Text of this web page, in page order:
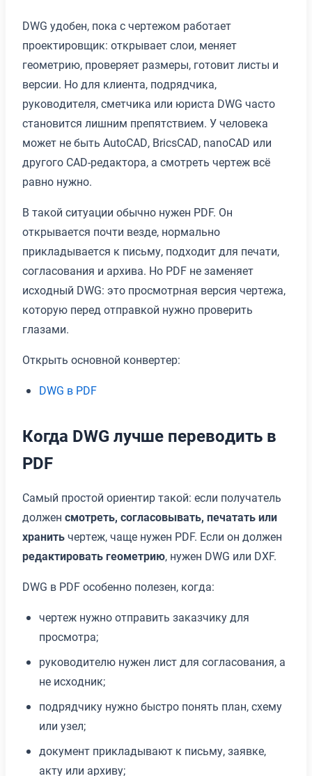
DWG удобен, пока с чертежом работает
проектировщик: открывает слои, меняет
геометрию, проверяет размеры, готовит листы и
версии. Но для клиента, подрядчика,
руководителя, сметчика или юриста DWG часто
становится лишним препятствием. У человека
может не быть AutoCAD, BricsCAD, nanoCAD или
другого CAD-редактора, а смотреть чертеж всё
равно нужно.
В такой ситуации обычно нужен PDF. Он
открывается почти везде, нормально
прикладывается к письму, подходит для печати,
согласования и архива. Но PDF не заменяет
исходный DWG: это просмотрная версия чертежа,
которую перед отправкой нужно проверить
глазами.
Открыть основной конвертер:
DWG в PDF
Когда DWG лучше переводить в
PDF
Самый простой ориентир такой: если получатель
должен смотреть, согласовывать, печатать или
хранитьчертеж, чаще нужен PDF. Если он должен
редактировать геометрию, нужен DWG или DXF.
DWG в PDF особенно полезен, когда:
чертеж нужно отправить заказчику для
просмотра;
руководителю нужен лист для согласования, а
не исходник;
подрядчику нужно быстро понять план, схему
или узел;
документ прикладывают к письму, заявке,
акту или архиву;